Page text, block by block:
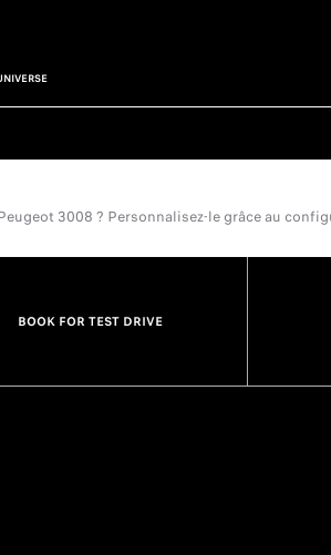
3008 ? Personnalisez-le grâce au
BOOK FOR TEST DRIVE